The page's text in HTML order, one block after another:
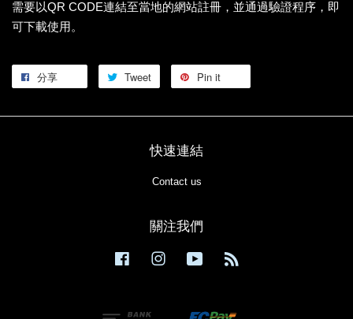
需要以QR CODE連結至當地的網站註冊，並通過驗證程序，即
可下載使用。
分享 Tweet Pin it
快速連結
Contact us
關注我們
Facebook Instagram YouTube